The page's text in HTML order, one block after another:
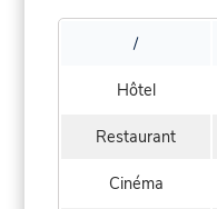
/
Hôtel
Restaurant
Cinéma